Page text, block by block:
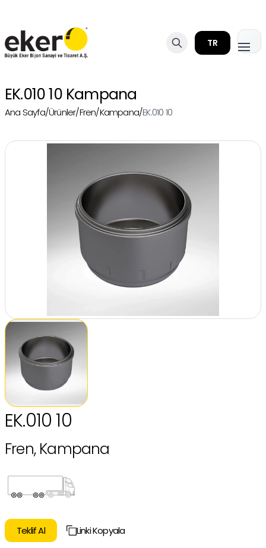
TR
EK.010 10 Kampana
Ana Sayfa/Ürünler/Fren/Kampana/EK.010 10
EK.010 10
Fren, Kampana
Teklif Al Linki Kopyala